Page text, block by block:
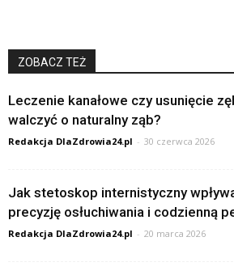
ZOBACZ TEŻ
Leczenie kanałowe czy usunięcie
walczyć o naturalny ząb?
Redakcja DlaZdrowia24.pl - 30 czerwca 2026
Jak stetoskop internistyczny
precyzję osłuchiwania i codzienną
Redakcja DlaZdrowia24.pl - 20 marca 2026